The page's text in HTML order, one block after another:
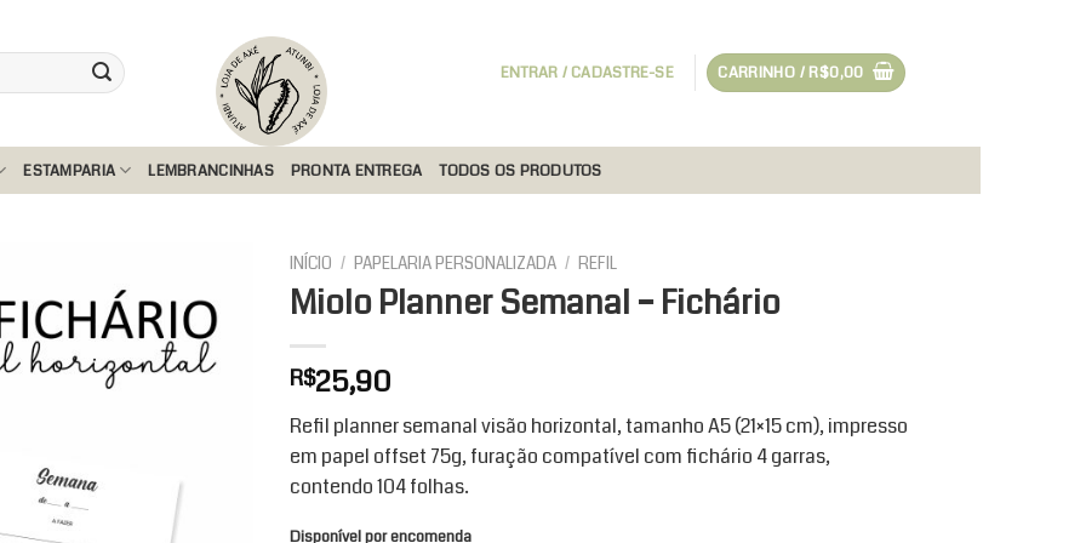
ENTRAR / CADASTRE-SE CARRINHO / R$0,00
ESTAMPARIA LEMBRANCINHAS PRONTA ENTREGA TODOS OS PRODUTOS
Add to
INÍCIO / PAPELARIA PERSONALIZADA / REFIL
Miolo Planner Semanal – Fichário
R$25,90
Refil planner semanal visão horizontal, tamanho A5 (21×15 cm), impresso
em papel offset 75g, furação compatível com fichário 4 garras,
contendo 104 folhas.
Disponível por encomenda